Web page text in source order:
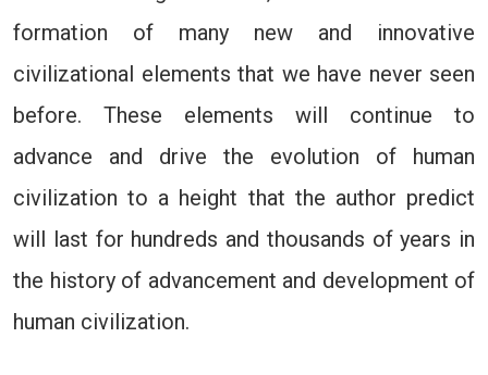
formation of many new and innovative
civilizational elements that we have never seen
before. These elements will continue to
advance and drive the evolution of human
civilization to a height that the author predict
will last for hundreds and thousands of years in
the history of advancement and development of
human civilization.